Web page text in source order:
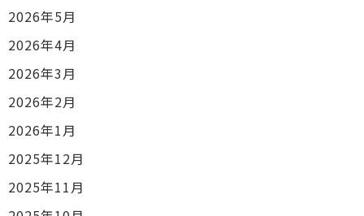
2026年5月
2026年4月
2026年3月
2026年2月
2026年1月
2025年12月
2025年11月